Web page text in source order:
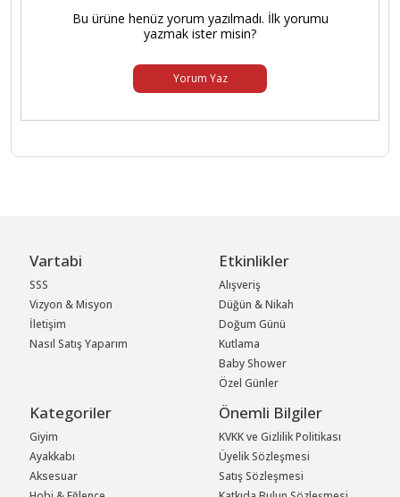
Bu ürüne henüz yorum yazılmadı. İlk yorumu
yazmak ister misin?
Yorum Yaz
Vartabi
SSS
Vizyon & Misyon
İletişim
Nasıl Satış Yaparım
Etkinlikler
Alışveriş
Düğün & Nikah
Doğum Günü
Kutlama
Baby Shower
Özel Günler
Kategoriler
Giyim
Ayakkabı
Aksesuar
Önemli Bilgiler
KVKK ve Gizlilik Politikası
Üyelik Sözleşmesi
Satış Sözleşmesi